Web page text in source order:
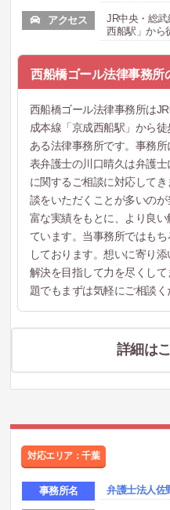
アクセス
JR中央・総
西船駅」から
西船橋ゴール法律事務所
西船橋ゴール法律事務所は
成本線「京成西船駅」から
ある法律事務所です。事務
表弁護士の川口晴久は弁護
に関するご相談に対応して
談をいただくことが多いの
富な実績をもとに、より良
ています。当事務所ではも
しております。想いに寄り
解決を目指して力を尽くし
題でもまずは気軽にご相談く
詳細は
対応エリア：千葉
事務所名 弁護士法人佐